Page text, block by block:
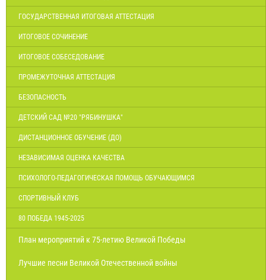
ГОСУДАРСТВЕННАЯ ИТОГОВАЯ АТТЕСТАЦИЯ
ИТОГОВОЕ СОЧИНЕНИЕ
ИТОГОВОЕ СОБЕСЕДОВАНИЕ
ПРОМЕЖУТОЧНАЯ АТТЕСТАЦИЯ
БЕЗОПАСНОСТЬ
ДЕТСКИЙ САД №20 "РЯБИНУШКА"
ДИСТАНЦИОННОЕ ОБУЧЕНИЕ (ДО)
НЕЗАВИСИМАЯ ОЦЕНКА КАЧЕСТВА
ПСИХОЛОГО-ПЕДАГОГИЧЕСКАЯ ПОМОЩЬ ОБУЧАЮЩИМСЯ
СПОРТИВНЫЙ КЛУБ
80 ПОБЕДА 1945-2025
План мероприятий к 75-летию Великой Победы
Лучшие песни Великой Отечественной войны